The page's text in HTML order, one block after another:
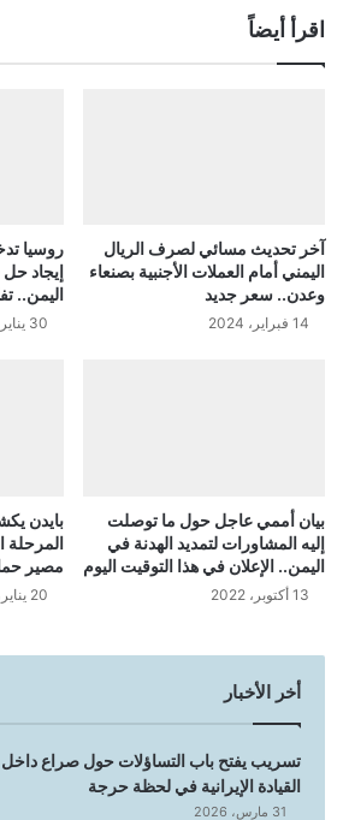
اقرأ أيضاً
آخر تحديث مسائي لصرف الريال
اليمني أمام العملات الأجنبية بصنعاء
وعدن.. سعر جديد
14 فبراير، 2024
روسيا
إيجاد
اليمن..
30 يناير، 2024
بيان أممي عاجل حول ما توصلت
إليه المشاورات لتمديد الهدنة في
اليمن.. الإعلان في هذا التوقيت اليوم
13 أكتوبر، 2022
بايدن
المرحلة
مصير
20 يناير، 2025
أخر الأخبار
تسريب يفتح باب التساؤلات حول صراع داخل
القيادة الإيرانية في لحظة حرجة
31 مارس، 2026